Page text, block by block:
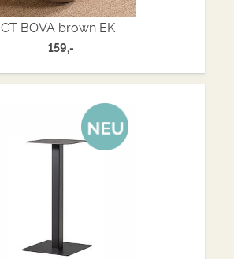
CT BOVA brown EK
159,-